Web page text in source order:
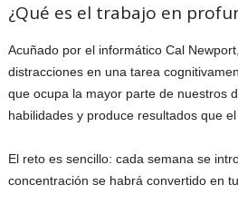
d
a
¿Qué es el trabajo en
Acuñado por el informático Cal
distracciones en una tarea
que ocupa la mayor parte de nuestros
habilidades y produce resultados que
El reto es sencillo: cada semana se
concentración se habrá convertido en